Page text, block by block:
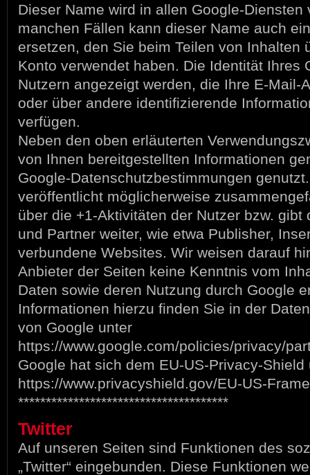
Dieser Name wird in allen Google-Diensten
manchen Fällen kann dieser Name auch
ersetzen, den Sie beim Teilen von Inhalten
Konto verwendet haben. Die Identität Ihres
Nutzern angezeigt werden, die Ihre E-Mail-
oder über andere identifizierende
verfügen.
Neben den oben erläuterten
von Ihnen bereitgestellten Informationen
Google-Datenschutzbestimmungen
veröffentlicht möglicherweise
über die +1-Aktivitäten der Nutzer bzw. gibt
und Partner weiter, wie etwa Publisher,
verbundene Websites. Wir weisen darauf
Anbieter der Seiten keine Kenntnis vom
Daten sowie deren Nutzung durch Google
Informationen hierzu finden Sie in der
von Google unter
https://www.google.com/policies/privacy/
Google hat sich dem EU-US-Privacy-Shield
https://www.privacyshield.gov/EU-US-
**************************************
Twitter
Auf unseren Seiten sind Funktionen des
„Twitter“ eingebunden. Diese Funktionen